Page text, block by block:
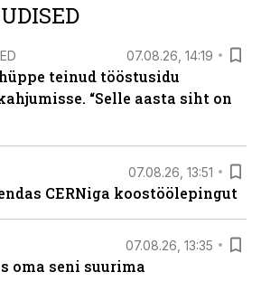
07.08.26, 14:19
teinud tööstusidu
“Selle aasta siht on
07.08.26, 13:51
CERNiga koostöölepingut
07.08.26, 13:35
oma seni suurima